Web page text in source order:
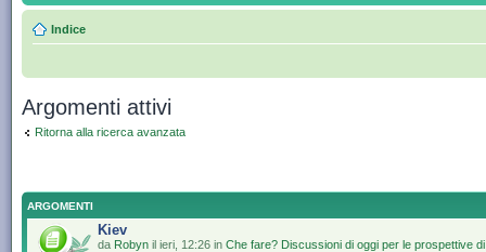
Indice
Argomenti attivi
Ritorna alla ricerca avanzata
ARGOMENTI
Kiev
da Robyn il ieri, 12:26 in Che fare? Discussioni di oggi per le prospettive